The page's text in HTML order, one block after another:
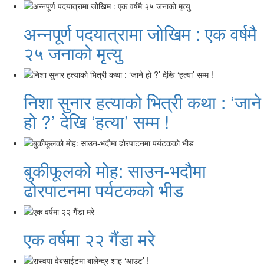
अन्नपूर्ण पदयात्रामा जोखिम : एक वर्षमै
२५ जनाको मृत्यु
निशा सुनार हत्याको भित्री कथा : ‘जाने
हो ?’ देखि ‘हत्या’ सम्म !
बुकीफूलको मोह: साउन-भदौमा
ढोरपाटनमा पर्यटकको भीड
एक वर्षमा २२ गैंडा मरे